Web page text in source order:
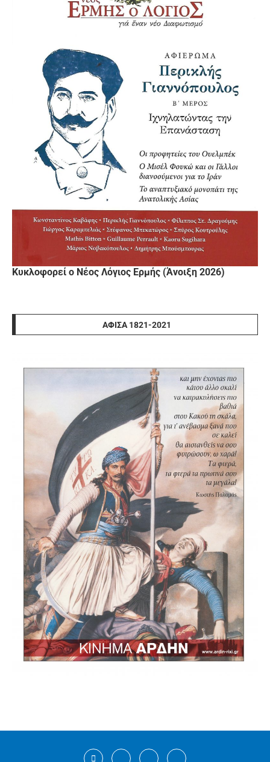
Κυκλοφορεί ο Νέος Λόγιος Ερμής (Άνοιξη 2026)
ΑΦΊΣΑ 1821-2021